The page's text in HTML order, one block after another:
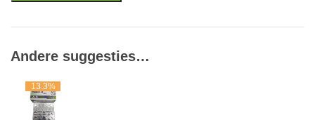
Andere suggesties…
13.3%